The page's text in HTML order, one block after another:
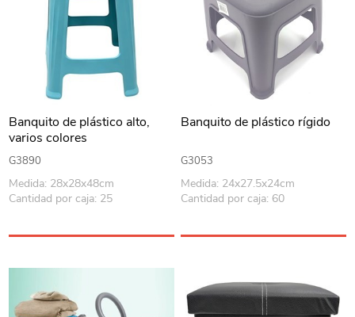
Banquito de plástico alto,
varios colores
G3890
Medida: 28x28x48cm
Cantidad por caja: 25
Banquito de plástico rígido
G3053
Medida: 24x27.5x24cm
Cantidad por caja: 60